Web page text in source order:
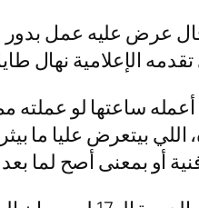
حال عرض عليه عمل
ساعتها لو
اللي بيتعرض عليا
أو بمعنى أصح لما